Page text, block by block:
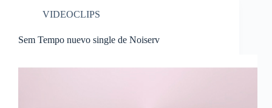
VIDEOCLIPS
Sem Tempo nuevo single de Noiserv